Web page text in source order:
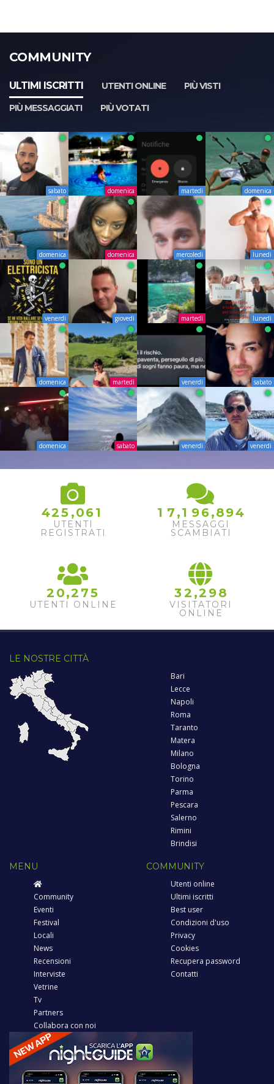
COMMUNITY
ULTIMI ISCRITTI UTENTI ONLINE
PIÙ VISTI
PIÙ MESSAGGIATI
PIÙ VOTATI
sabato domenica martedì domenica
domenica domenica mercoledì lunedì
venerdì giovedì martedì lunedì
domenica martedì venerdì sabato
domenica sabato venerdì venerdì
425 ,061
UTENTI
REGISTRATI
1 7 ,1 96,894
MESSAGGI
SCAMBIATI
2 0,2 75
UTENTI ONLINE
32 ,2 98
VISITATORI
ONLINE
LE NOSTRE CITTÀ
Bari
Lecce
Napoli
Roma
Taranto
Matera
Milano
Bologna
Torino
Parma
Pescara
Salerno
Rimini
Brindisi
MENU
Community
Eventi
Festival
Locali
News
Recensioni
Interviste
Vetrine
Tv
Partners
Collabora con noi
COMMUNITY
Utenti online
Ultimi iscritti
Best user
Condizioni d'uso
Privacy
Cookies
Recupera password
Contatti